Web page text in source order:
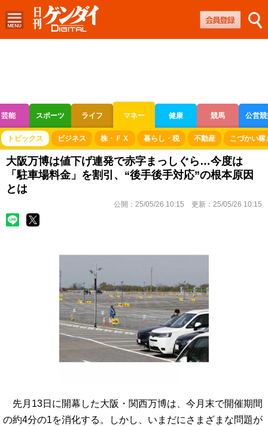
芸能 スポーツ ライフ マネー 健康 競馬 公営
ボートレース 競輪 オートレース
トピックス ビジネス 株・ＦＸ 暮らし・税 不動産 こづかい稼
大阪万博は値下げ連発で赤字まっしぐら…今度は
「駐車場料金」を割引、“後手後手対応”の根本原因
とは
公開： 25/05/26 10:15 更新： 25/05/26 10:15
先月13日に開幕した大阪・関西万博は、今月末で開催期間
の約4分の1を消化する。しかし、いまだにさまざまな問題が